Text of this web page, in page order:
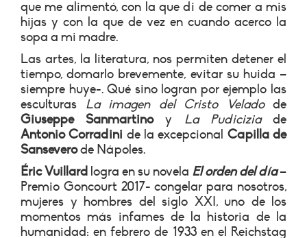
que me alimentó, con la que di de comer a mis
hijas y con la que de vez en cuando acerco la
sopa a mi madre.
Las artes, la literatura, nos permiten detener el
tiempo, domarlo brevemente, evitar su huida –
siempre huye-. Qué sino logran por ejemplo las
esculturas La imagen del Cristo Veladode
Giuseppe Sanmartinoy La Pudiciziade
Antonio Corradini de la excepcional Capilla de
Sanseverode Nápoles.
Éric Vuillard logra en su novela El orden del día–
Premio Goncourt 2017- congelar para nosotros,
mujeres y hombres del siglo XXI, uno de los
momentos más infames de la historia de la
humanidad: en febrero de 1933 en el Reichstag